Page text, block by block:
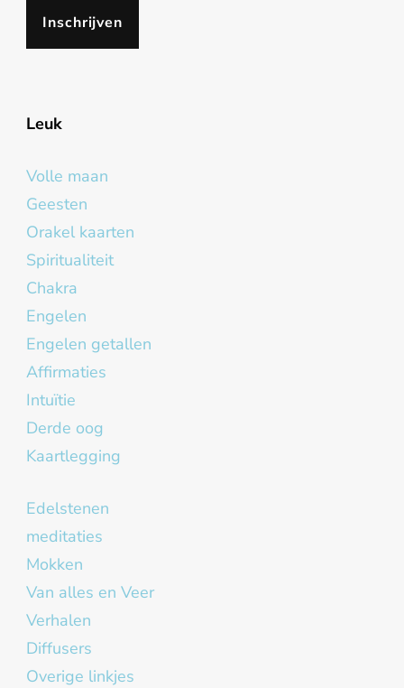
Leuk
Volle maan
Geesten
Orakel kaarten
Spiritualiteit
Chakra
Engelen
Engelen getallen
Affirmaties
Intuïtie
Derde oog
Kaartlegging
Edelstenen
meditaties
Mokken
Van alles en Veer
Verhalen
Diffusers
Overige linkjes